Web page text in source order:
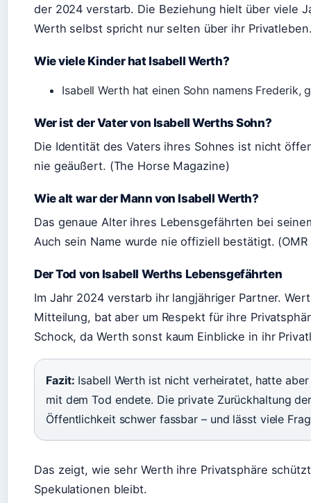
der 2024 verstarb. Die Beziehung hielt über viele
Werth selbst spricht nur selten über ihr
Wie viele Kinder hat Isabell Werth?
Isabell Werth hat einen Sohn namens Frederik,
Wer ist der Vater von Isabell Werths Sohn?
Die Identität des Vaters ihres Sohnes ist nicht
nie geäußert. (The Horse Magazine)
Wie alt war der Mann von Isabell Werth?
Das genaue Alter ihres Lebensgefährten bei
Auch sein Name wurde nie offiziell bestätigt. (OMR
Der Tod von Isabell Werths Lebensgefährten
Im Jahr 2024 verstarb ihr langjähriger Partner.
Mitteilung, bat aber um Respekt für ihre
Schock, da Werth sonst kaum Einblicke in ihr
Fazit: Isabell Werth ist nicht verheiratet, hatte
mit dem Tod endete. Die private Zurückhaltung
Öffentlichkeit schwer fassbar – und lässt viele
Das zeigt, wie sehr Werth ihre Privatsphäre
Spekulationen bleibt.